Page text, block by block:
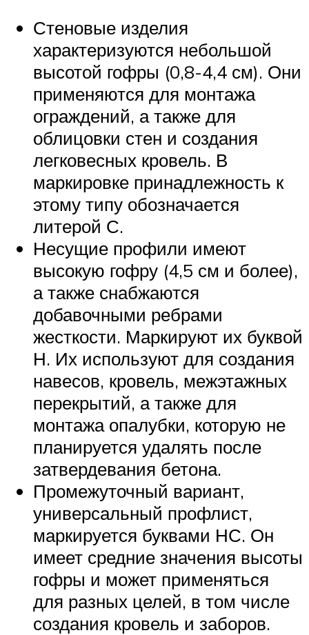
Стеновые изделия
характеризуются небольшой
высотой гофры (0,8-4,4 см). Они
применяются для монтажа
ограждений, а также для
облицовки стен и создания
легковесных кровель. В
маркировке принадлежность к
этому типу обозначается
литерой С.
Несущие профили имеют
высокую гофру (4,5 см и более),
а также снабжаются
добавочными ребрами
жесткости. Маркируют их буквой
Н. Их используют для создания
навесов, кровель, межэтажных
перекрытий, а также для
монтажа опалубки, которую не
планируется удалять после
затвердевания бетона.
Промежуточный вариант,
универсальный профлист,
маркируется буквами НС. Он
имеет средние значения высоты
гофры и может применяться
для разных целей, в том числе
создания кровель и заборов.